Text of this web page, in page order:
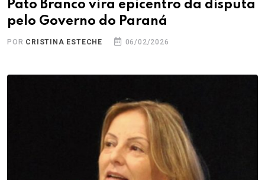
Pato Branco vira epicentro da disputa
pelo Governo do Paraná
POR CRISTINA ESTECHE 06/02/2026